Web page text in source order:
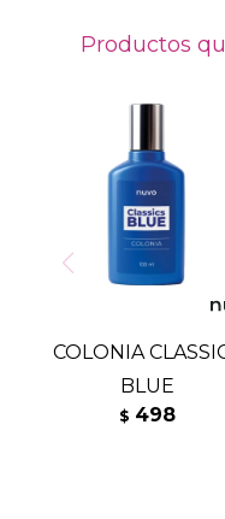
Productos
COLONIA
BLUE
$ 498